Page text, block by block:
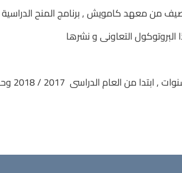
2017 / 2018 وحتي العام الدراسى 2019 / 2020 .